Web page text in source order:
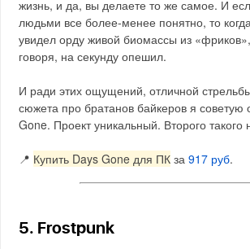
жизнь, и да, вы делаете то же самое. И
людьми все более-менее понятно, то
увидел орду живой биомассы из
говоря, на секунду опешил.
И ради этих ощущений, отличной
сюжета про братанов байкеров я советую
Gone. Проект уникальный. Второго такого
📍 Купить Days Gone для ПК за917 руб.
5. Frostpunk